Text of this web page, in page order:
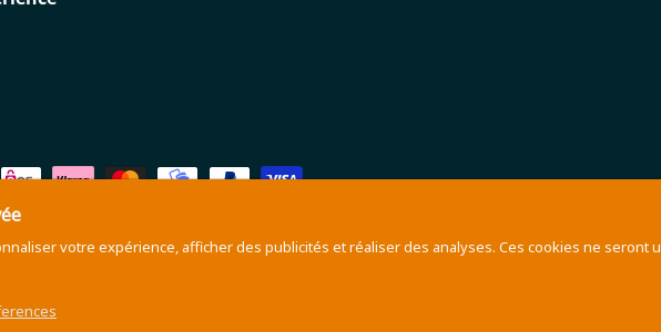
votre expérience, afficher des publicités et réaliser des analyses. Ces cookies ne seront